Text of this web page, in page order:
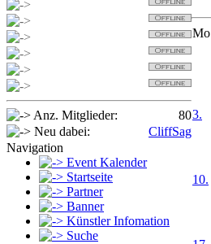
Anz. Mitglieder:
80
Neu dabei:
CliffSag
Navigation
Event Kalender
Startseite
Partner
Banner
Künstler Infomation
Suche
Mo
3.
10.